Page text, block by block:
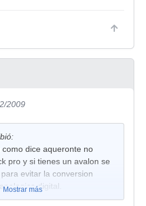
2009
dice aqueronte no
pro y si tienes un avalon se
evitar la conversion
digital.
Mostrar más